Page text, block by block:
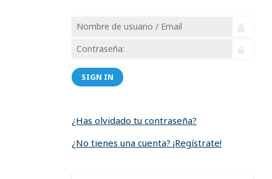
SIGN IN
¿Has olvidado tu contraseña?
¿No tienes una cuenta? ¡Regístrate!